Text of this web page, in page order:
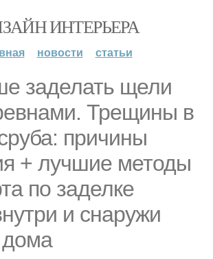
ИНТЕРЬЕРА
новости статьи
заделать щели
Трещины в
причины
+ лучшие методы
по заделке
и снаружи
дома